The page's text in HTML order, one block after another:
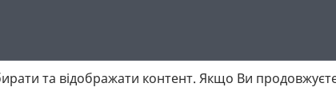
обов'язкове активне гіперпосилання у першому абзаці.
та відображати контент. Якщо Ви